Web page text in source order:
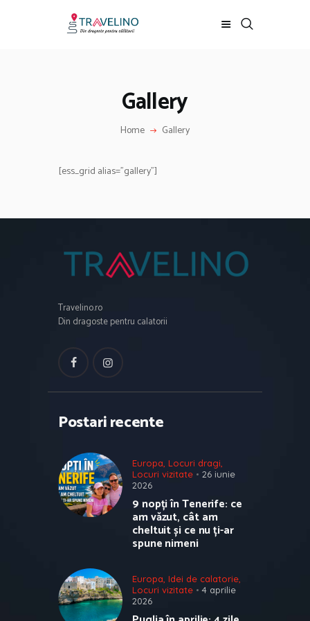
Gallery
Home Gallery
LOCURI VIZITATE
OFERTE SI PROMOTII
DESPRE TRAVELINO
[ess_grid alias=”gallery”]
Travelino.ro
Din dragoste pentru calatorii
Postari recente
Europa Locuri dragi
Locuri vizitate
26 iunie
2026
9 nopți în Tenerife: ce
am văzut, cât am
cheltuit și ce nu ți-ar
spune nimeni
Europa Idei de calatorie
Locuri vizitate
4 aprilie
2026